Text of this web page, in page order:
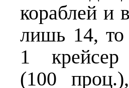
кораблей и
лишь 14,
1
(100